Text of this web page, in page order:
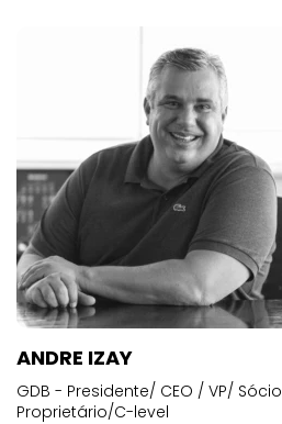
ANDRE IZAY
GDB - Presidente/ CEO / VP/ Sócio
Proprietário/C-level